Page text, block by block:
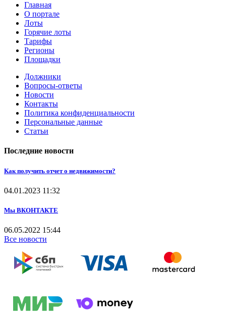
Главная
О портале
Лоты
Горячие лоты
Тарифы
Регионы
Площадки
Должники
Вопросы-ответы
Новости
Контакты
Политика конфиденциальности
Персональные данные
Статьи
Последние новости
Как получить отчет о недвижимости?
04.01.2023 11:32
Мы ВКОНТАКТЕ
06.05.2022 15:44
Все новости